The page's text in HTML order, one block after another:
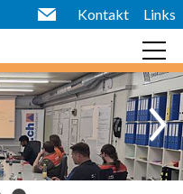
Links
Kontakt